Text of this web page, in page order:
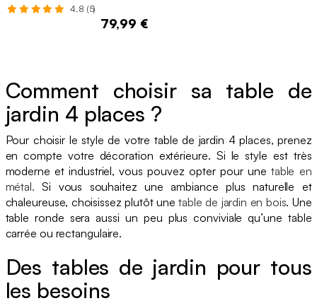
4.8 (5)
79,99 €
Comment choisir sa table de
jardin 4 places ?
Pour choisir le style de votre table de jardin 4 places, prenez
en compte votre décoration extérieure. Si le style est très
moderne et industriel, vous pouvez opter pour une table en
métal. Si vous souhaitez une ambiance plus naturelle et
chaleureuse, choisissez plutôt unetable de jardin en bois. Une
table ronde sera aussi un peu plus conviviale qu’une table
carrée ou rectangulaire.
Des tables de jardin pour tous
les besoins